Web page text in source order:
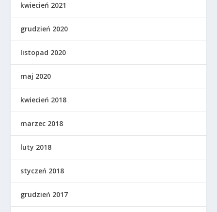
kwiecień 2021
grudzień 2020
listopad 2020
maj 2020
kwiecień 2018
marzec 2018
luty 2018
styczeń 2018
grudzień 2017